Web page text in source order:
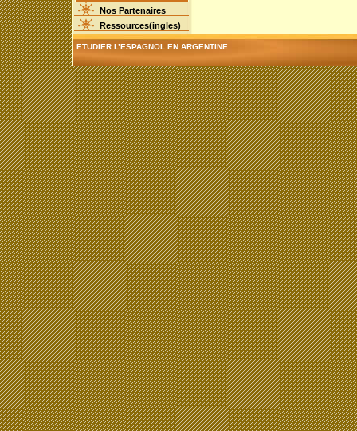
Nos Partenaires
Ressources(ingles)
ETUDIER L’ESPAGNOL EN ARGENTINE